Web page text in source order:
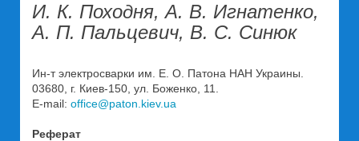
И. К. Походня, А. В. Игнатенко,
А. П. Пальцевич, В. С. Синюк
Ин-т электросварки им. Е. О. Патона НАН Украины.
03680, г. Киев-150, ул. Боженко, 11.
E-mail: office@paton.kiev.ua
Реферат